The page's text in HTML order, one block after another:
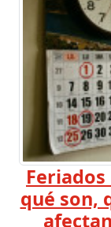
qué son,